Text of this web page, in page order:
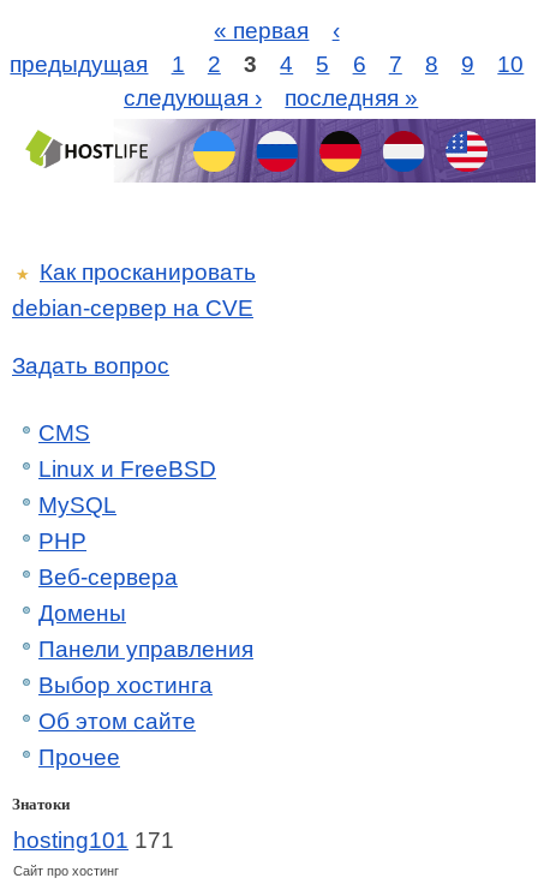
« первая
‹
предыдущая
1 2 3 4 5 6 7 8 9
10
следующая ›
последняя »
★
Как просканировать
debian-сервер на CVE
Задать вопрос
CMS
Linux и FreeBSD
MySQL
PHP
Веб-сервера
Домены
Панели управления
Выбор хостинга
Об этом сайте
Прочее
Знатоки
hosting101 171
Сайт про хостинг